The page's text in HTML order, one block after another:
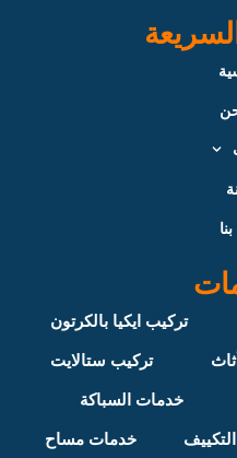
t
a
تركيب ايكيا بالكرتون
تركيب ستالايت
خدمات السباكة
خدمات مساح